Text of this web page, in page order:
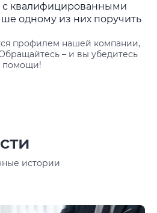
с квалифицированными
одному из них поручить
профилем нашей компании,
– и вы убедитесь
помощи!
истории